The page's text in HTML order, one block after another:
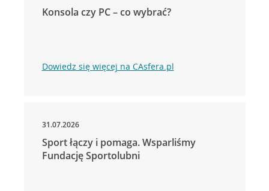
Konsola czy PC – co wybrać?
Dowiedz się więcej na CAsfera.pl
31.07.2026
Sport łączy i pomaga. Wsparliśmy
Fundację Sportolubni